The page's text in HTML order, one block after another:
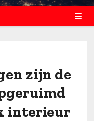
zijn de
interieur